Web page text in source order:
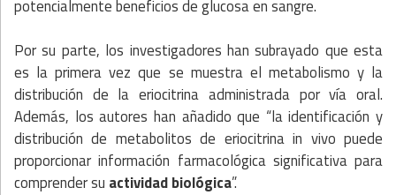
potencialmente beneficios de glucosa en sangre.
Por su parte, los investigadores han subrayado que esta
es la primera vez que se muestra el metabolismo y la
distribución de la eriocitrina administrada por vía oral.
Además, los autores han añadido que “la identificación y
distribución de metabolitos de eriocitrina in vivo puede
proporcionar información farmacológica significativa para
comprender su actividad biológica”.